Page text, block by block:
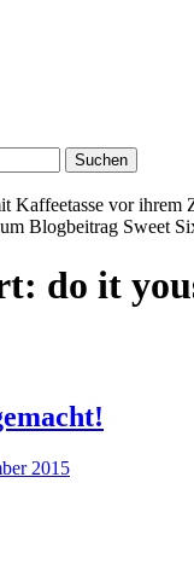
do it
2015